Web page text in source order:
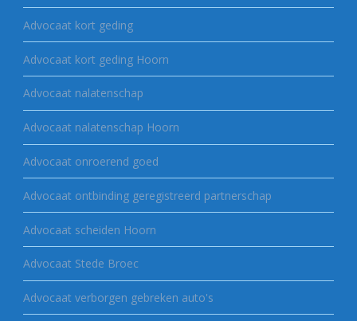
Advocaat kort geding
Advocaat kort geding Hoorn
Advocaat nalatenschap
Advocaat nalatenschap Hoorn
Advocaat onroerend goed
Advocaat ontbinding geregistreerd partnerschap
Advocaat scheiden Hoorn
Advocaat Stede Broec
Advocaat verborgen gebreken auto's